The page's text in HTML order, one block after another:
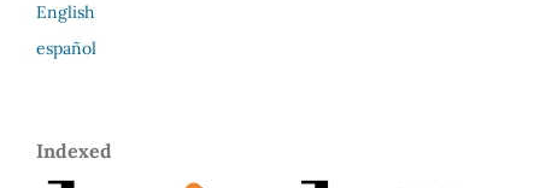
English
español
Indexed